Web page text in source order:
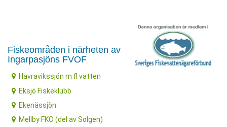
Fiskeområden i närheten av
Ingarpasjöns FVOF
Havravikssjön m fl vatten
Eksjö Fiskeklubb
Ekenässjön
Mellby FKO (del av Solgen)